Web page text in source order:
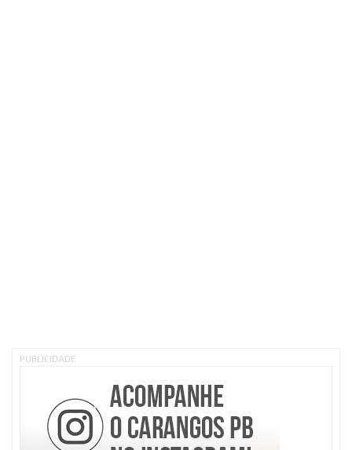
PUBLICIDADE